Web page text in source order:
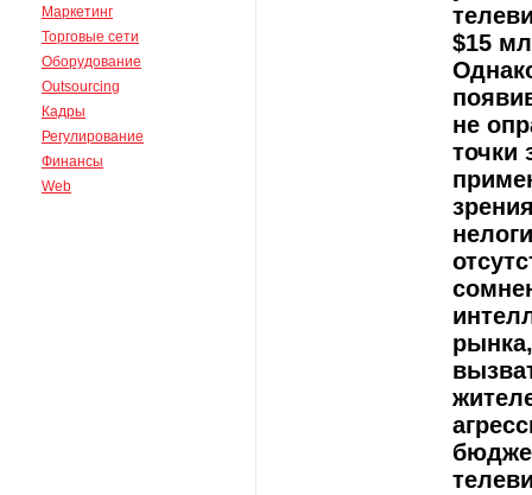
Маркетинг
Торговые сети
Оборудование
Outsourcing
Кадры
Регулирование
Финансы
Web
$15
не
точки